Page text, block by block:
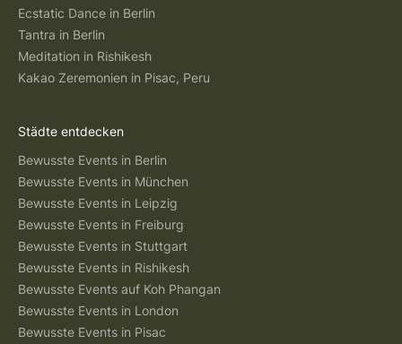
Ecstatic Dance in Berlin
Tantra in Berlin
Meditation in Rishikesh
Kakao Zeremonien in Pisac, Peru
Städte entdecken
Bewusste Events in Berlin
Bewusste Events in München
Bewusste Events in Leipzig
Bewusste Events in Freiburg
Bewusste Events in Stuttgart
Bewusste Events in Rishikesh
Bewusste Events auf Koh Phangan
Bewusste Events in London
Bewusste Events in Pisac